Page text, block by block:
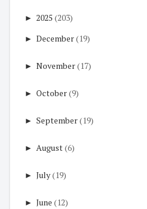
► 2025 (203)
► December(19)
► November(17)
► October(9)
► September(19)
► August(6)
► July(19)
► June (12)